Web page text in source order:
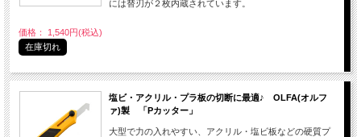
には替刃が２枚内蔵されています。
価格： 1,540円(税込)
在庫切れ
塩ビ・アクリル・プラ板の切断に最適♪ OLFA(オルフ
ァ)製 「Pカッター」
大型で力の入れやすい、アクリル・塩ビ板などの硬質プ